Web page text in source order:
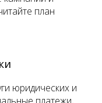
план
юридических и